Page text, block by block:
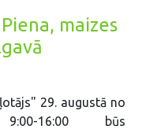
maizes
29. augustā no
16:00 būs